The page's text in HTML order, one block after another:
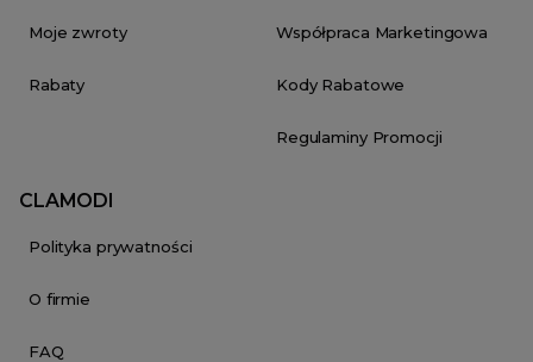
Moje zwroty
Rabaty
Współpraca Marketingowa
Kody Rabatowe
Regulaminy Promocji
CLAMODI
Polityka prywatności
O firmie
FAQ